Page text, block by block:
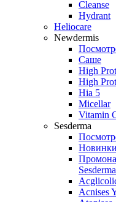
Cleanse
Hydrant
Heliocare
Newdermis
Саше
High
High
Hia 5
Micellar
Vitamin
Sesderma
Новинки
Acnises